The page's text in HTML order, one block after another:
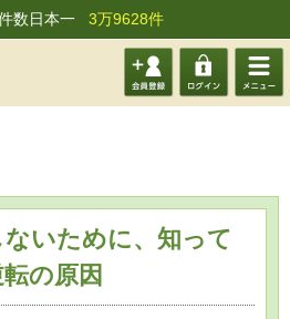
数日本一 3万9628件
会員登 ログイ メニュ
いために、知って
の原因